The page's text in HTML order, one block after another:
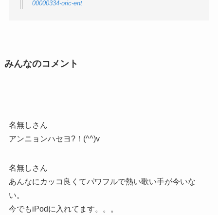
00000334-oric-ent
みんなのコメント
名無しさん
アンニョンハセヨ?！(^^)v
名無しさん
あんなにカッコ良くてパワフルで熱い歌い手が今いな
い。
今でもiPodに入れてます。。。